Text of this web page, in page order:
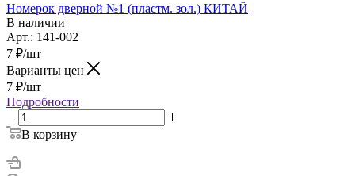
Номерок дверной №1 (пластм. зол.) КИТАЙ
В наличии
Арт.: 141-002
7 ₽/шт
Варианты цен
7 ₽/шт
Подробности
В корзину